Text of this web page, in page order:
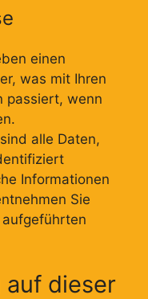
einen
was mit Ihren
passiert, wenn
alle Daten,
Informationen
Sie
auf dieser